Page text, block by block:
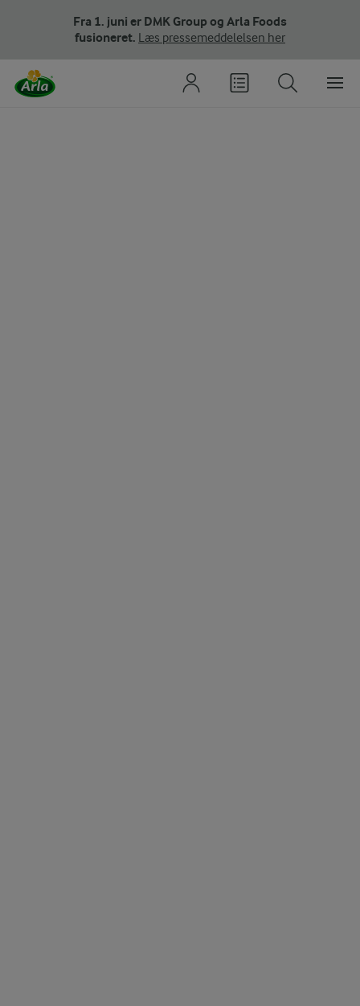
Fra 1. juni er DMK Group og Arla Foods
fusioneret. Læs pressemeddelelsen her